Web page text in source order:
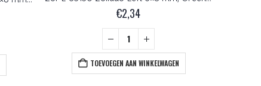
€2,34
TOEVOEGEN AAN WINKELWAGEN